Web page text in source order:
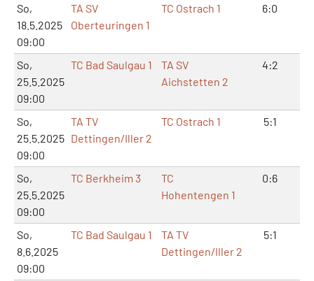
So,
18.5.2025
09:00
TA SV
Oberteuringen 1
TC Ostrach 1 6:0
So,
25.5.2025
09:00
TC Bad Saulgau 1
TA SV
Aichstetten 2
4:2
So,
25.5.2025
09:00
TA TV
Dettingen/Iller 2
TC Ostrach 1 5:1
So,
25.5.2025
09:00
TC Berkheim 3
TC
Hohentengen 1
0:6
So,
8.6.2025
09:00
TC Bad Saulgau 1
TA TV
Dettingen/Iller 2
5:1